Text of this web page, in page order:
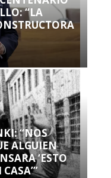
“LA
“NOS
ALGUIEN
‘ESTO